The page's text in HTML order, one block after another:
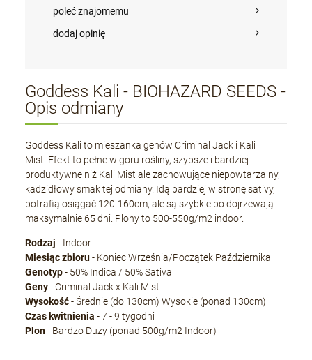
poleć znajomemu
dodaj opinię
Goddess Kali - BIOHAZARD SEEDS -
Opis odmiany
Goddess Kali to mieszanka genów Criminal Jack i Kali
Mist. Efekt to pełne wigoru rośliny, szybsze i bardziej
produktywne niż Kali Mist ale zachowujące niepowtarzalny,
kadzidłowy smak tej odmiany. Idą bardziej w stronę sativy,
potrafią osiągać 120-160cm, ale są szybkie bo dojrzewają
maksymalnie 65 dni. Plony to 500-550g/m2 indoor.
Rodzaj - Indoor
Miesiąc zbioru- Koniec Września/Początek Października
Genotyp- 50% Indica / 50% Sativa
Geny- Criminal Jack x Kali Mist
Wysokość- Średnie (do 130cm) Wysokie (ponad 130cm)
Czas kwitnienia - 7 - 9 tygodni
Plon- Bardzo Duży (ponad 500g/m2 Indoor)